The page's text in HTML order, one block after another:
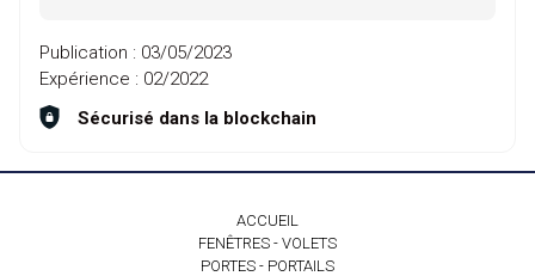
Publication : 03/05/2023
Expérience : 02/2022
Sécurisé dans la blockchain
ACCUEIL
FENÊTRES - VOLETS
PORTES - PORTAILS